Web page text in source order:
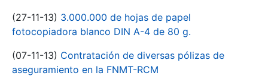
(27-11-13) 3.000.000 de hojas de papel
fotocopiadora blanco DIN A-4 de 80 g.
(07-11-13) Contratación de diversas pólizas de
aseguramiento en la FNMT-RCM